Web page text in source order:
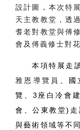
設計圖，本次特
天主教教堂，透
耆老對教堂與傅
會及傅義修士對
本項特展走
雅恩導覽員 、國
覽、3座白冷會
會、公東教堂)
與藝術領域等不